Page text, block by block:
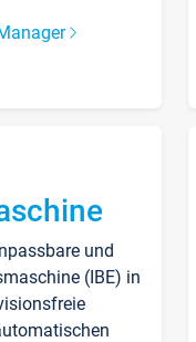
und
(IBE) in